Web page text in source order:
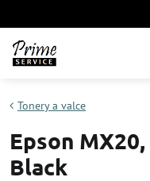
Tonery a valce
Epson
Black